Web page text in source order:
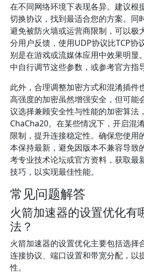
在不同网络环境下表现各异。建议根
切换协议，找到最适合您的方案。同
避免被防火墙或运营商限制，可以极
分用户反馈，使用UDP协议比TCP协
别是在游戏或流媒体应用中效果明显
中自行调节这些参数，或参考官方指
此外，合理调整加密方式和混淆插件
高强度的加密虽然增强安全，但可能
议选择兼顾安全性与性能的加密算法
ChaCha20。在某些情况下，开启混
限制，提升连接稳定性。确保您使用
本保持最新，避免因版本不兼容导致
考专业技术论坛或官方资料，获取最
技巧，以实现最佳性能。
常见问题解答
火箭加速器的设置优化有
法？
火箭加速器的设置优化主要包括选择
连接协议、端口设置和带宽分配，以
性。